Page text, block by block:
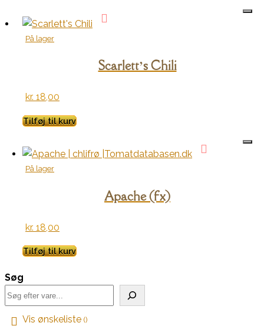
På lager
Scarlett’s Chili
kr. 18,00
Tilføj til kurv
På lager
Apache (fx)
kr. 18,00
Tilføj til kurv
Søg
Vis ønskeliste